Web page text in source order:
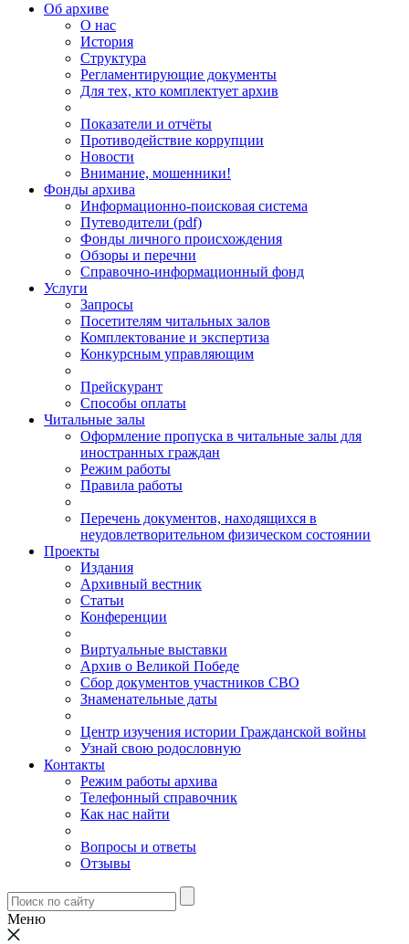
Об архиве
О нас
История
Структура
Регламентирующие документы
Для тех, кто комплектует архив
Показатели и отчёты
Противодействие коррупции
Новости
Внимание, мошенники!
Фонды архива
Информационно-поисковая система
Путеводители (pdf)
Фонды личного происхождения
Обзоры и перечни
Справочно-информационный фонд
Услуги
Запросы
Посетителям читальных залов
Комплектование и экспертиза
Конкурсным управляющим
Прейскурант
Способы оплаты
Читальные залы
Оформление пропуска в читальные залы для
иностранных граждан
Режим работы
Правила работы
Перечень документов, находящихся в
неудовлетворительном физическом состоянии
Проекты
Издания
Архивный вестник
Статьи
Конференции
Виртуальные выставки
Архив о Великой Победе
Сбор документов участников СВО
Знаменательные даты
Центр изучения истории Гражданской войны
Узнай свою родословную
Контакты
Режим работы архива
Телефонный справочник
Как нас найти
Вопросы и ответы
Отзывы
Меню